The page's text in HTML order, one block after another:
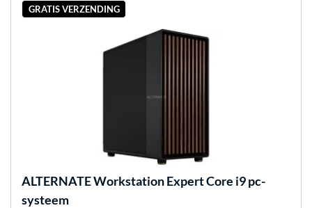
GRATIS VERZENDING
ALTERNATEWorkstation Expert Core i9 pc-
systeem